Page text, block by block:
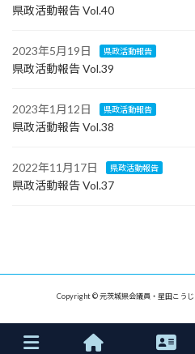
県政活動報告 Vol.40
2023年5月19日 県政活動報告
県政活動報告 Vol.39
2023年1月12日 県政活動報告
県政活動報告 Vol.38
2022年11月17日 県政活動報告
県政活動報告 Vol.37
Copyright © 元茨城県会議員・星田こう